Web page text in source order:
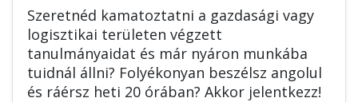
Szeretnéd kamatoztatni a gazdasági vagy
logisztikai területen végzett
tanulmányaidat és már nyáron munkába
tuidnál állni? Folyékonyan beszélsz angolul
és ráérsz heti 20 órában? Akkor jelentkezz!